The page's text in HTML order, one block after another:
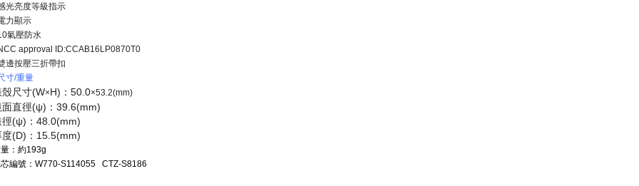
光亮度等級指示
力顯示
氣壓防水
approval ID:CCAB16LP0870T0
邊按壓三折帶扣
寸/重量
殼尺寸(W×H)：50.0×53.2(mm)
面直徑(ψ)：39.6(mm)
徑(ψ)：48.0(mm)
度(D)：15.5(mm)
：約193g
編號：W770-S114055 CTZ-S8186